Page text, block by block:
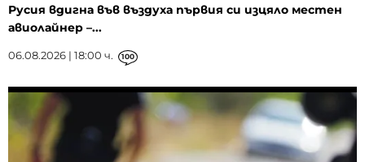
Русия вдигна във въздуха първия си изцяло местен
авиолайнер –...
06.08.2026 | 18:00 ч. 100